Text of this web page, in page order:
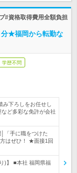
#資格取得費用全額負担
分★福岡から転勤な
学歴不問
み下ろしをお任せし
ど多彩な免許が会社
│「手に職をつけた
はぜひ！ ★面接1回
)】 ■本社 福岡県福